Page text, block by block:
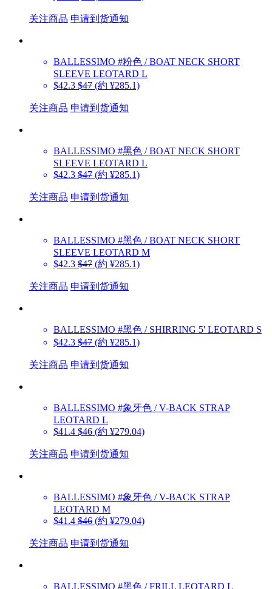
关注商品 申请到货通知
BALLESSIMO #粉色 / BOAT NECK SHORT
SLEEVE LEOTARD L
$42.3 $47 (約 ¥285.1)
关注商品 申请到货通知
BALLESSIMO #黑色 / BOAT NECK SHORT
SLEEVE LEOTARD L
$42.3 $47 (約 ¥285.1)
关注商品 申请到货通知
BALLESSIMO #黑色 / BOAT NECK SHORT
SLEEVE LEOTARD M
$42.3 $47 (約 ¥285.1)
关注商品 申请到货通知
BALLESSIMO #黑色 / SHIRRING 5' LEOTARD S
$42.3 $47 (約 ¥285.1)
关注商品 申请到货通知
BALLESSIMO #象牙色 / V-BACK STRAP
LEOTARD L
$41.4 $46 (約 ¥279.04)
关注商品 申请到货通知
BALLESSIMO #象牙色 / V-BACK STRAP
LEOTARD M
$41.4 $46 (約 ¥279.04)
关注商品 申请到货通知
BALLESSIMO #黑色 / FRILL LEOTARD L